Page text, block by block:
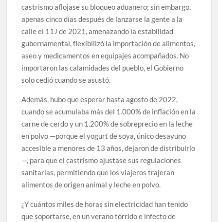
castrismo aflojase su bloqueo aduanero; sin embargo,
apenas cinco días después de lanzarse la gente a la
calle el 11J de 2021, amenazando la estabilidad
gubernamental, flexibilizó la importación de alimentos,
aseo y medicamentos en equipajes acompañados. No
importaron las calamidades del pueblo, el Gobierno
solo cedió cuando se asustó.
Además, hubo que esperar hasta agosto de 2022,
cuando se acumulaba más del 1.000% de inflación en la
carne de cerdo y un 1.200% de sobreprecio en la leche
en polvo —porque el yogurt de soya, único desayuno
accesible a menores de 13 años, dejaron de distribuirlo
—, para que el castrismo ajustase sus regulaciones
sanitarias, permitiendo que los viajeros trajeran
alimentos de origen animal y leche en polvo.
¿Y cuántos miles de horas sin electricidad han tenido
que soportarse, en un verano tórrido e infecto de